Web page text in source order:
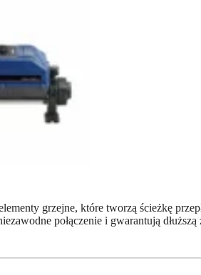
grzejne, które tworzą ścieżkę
połączenie i gwarantują dłuższą